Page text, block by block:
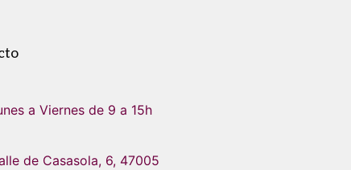
a Viernes de 9 a 15h
de Casasola, 6, 47005